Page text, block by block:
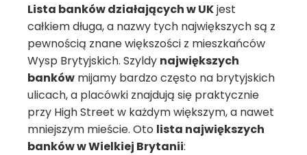
Lista banków działających w UKjest
całkiem długa, a nazwy tych największych są z
pewnością znane większości z mieszkańców
Wysp Brytyjskich. Szyldy największych
banków mijamy bardzo często na brytyjskich
ulicach, a placówki znajdują się praktycznie
przy High Street w każdym większym, a nawet
mniejszym mieście. Oto lista największych
banków w Wielkiej Brytanii: